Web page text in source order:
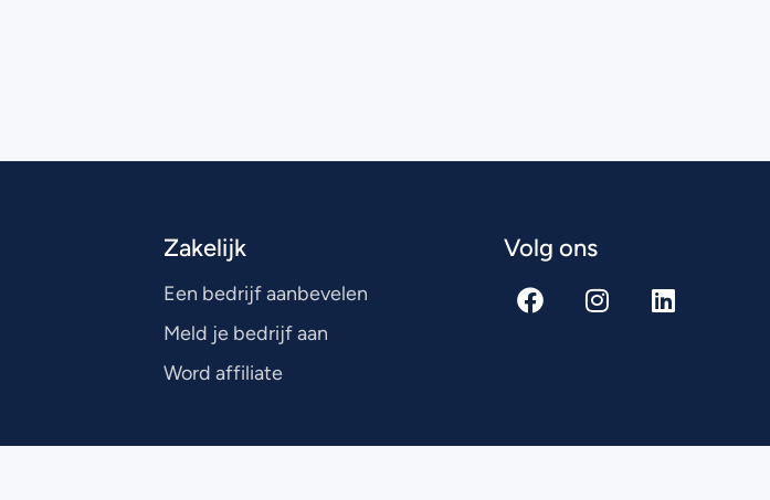
Zakelijk
Een bedrijf aanbevelen
Meld je bedrijf aan
Word affiliate
Volg ons